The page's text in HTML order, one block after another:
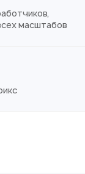
масштабов